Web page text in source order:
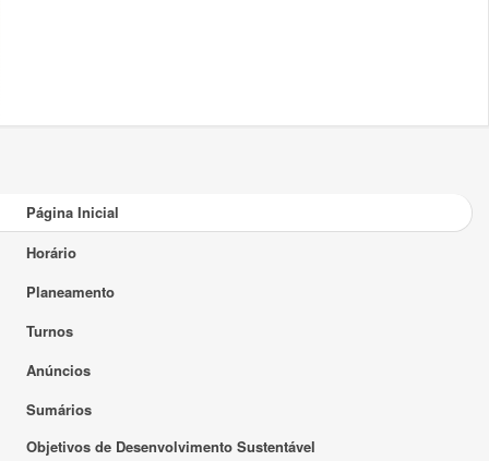
Página Inicial
Horário
Planeamento
Turnos
Anúncios
Sumários
Objetivos de Desenvolvimento Sustentável